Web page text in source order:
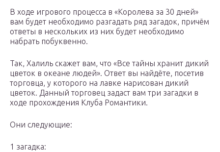
В ходе игрового процесса в «Королева за 30 дней»
вам будет необходимо разгадать ряд загадок, причём
ответы в нескольких из них будет необходимо
набрать побуквенно.
Так, Халиль скажет вам, что «Все тайны хранит дикий
цветок в океане людей». Ответ вы найдёте, посетив
торговца, у которого на лавке нарисован дикий
цветок. Данный торговец задаст вам три загадки в
ходе прохождения Клуба Романтики.
Они следующие:
1 загадка: